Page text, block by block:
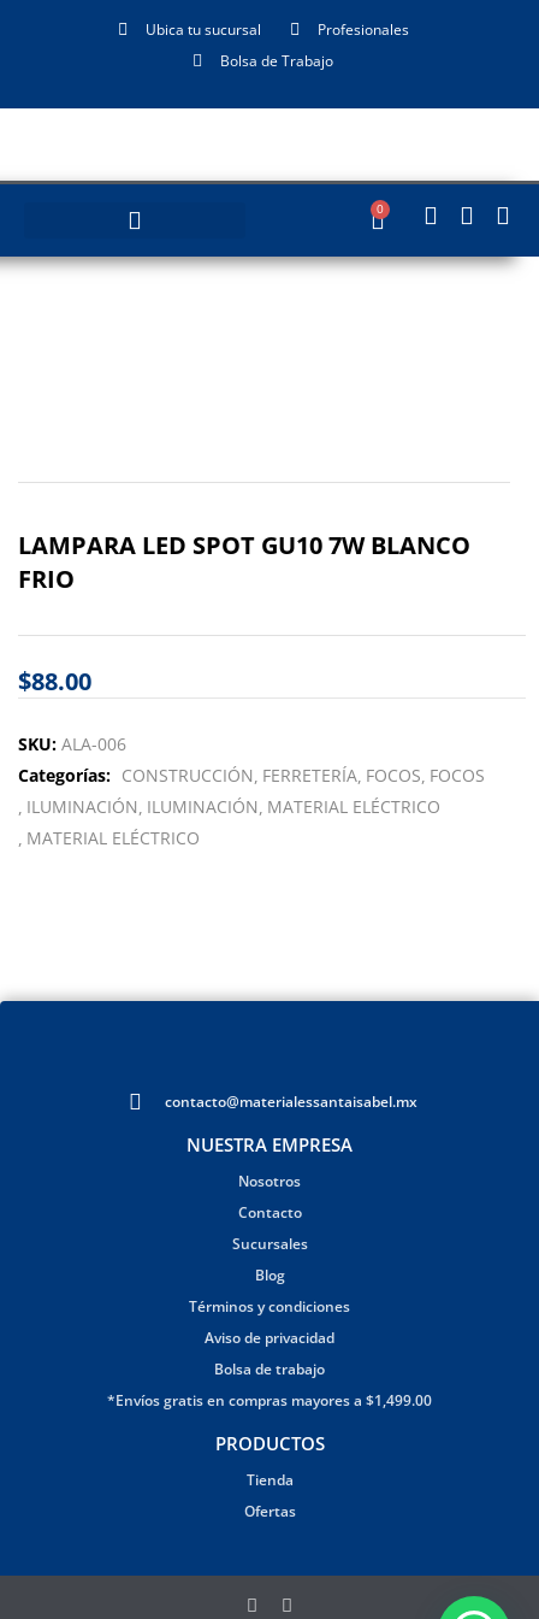
Ubica tu sucursal
Profesionales
Bolsa de Trabajo
0
LAMPARA LED SPOT GU10 7W BLANCO
FRIO
$88.00
SKU: ALA-006
Categorías: CONSTRUCCIÓN FERRETERÍA FOCOS FOCOS
ILUMINACIÓN ILUMINACIÓN MATERIAL ELÉCTRICO
MATERIAL ELÉCTRICO
contacto@materialessantaisabel.mx
NUESTRA EMPRESA
Nosotros
Contacto
Sucursales
Blog
Términos y condiciones
Aviso de privacidad
Bolsa de trabajo
*Envíos gratis en compras mayores a $1,499.00
PRODUCTOS
Tienda
Ofertas